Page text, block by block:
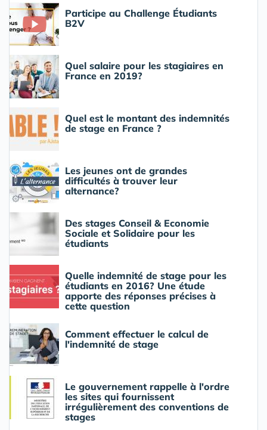
Participe au Challenge Étudiants
B2V
Quel salaire pour les stagiaires en
France en 2019?
Quel est le montant des indemnités
de stage en France ?
Les jeunes ont de grandes
difficultés à trouver leur
alternance?
Des stages Conseil & Economie
Sociale et Solidaire pour les
étudiants
Quelle indemnité de stage pour les
étudiants en 2016? Une étude
apporte des réponses précises à
cette question
Comment effectuer le calcul de
l'indemnité de stage
Le gouvernement rappelle à l'ordre
les sites qui fournissent
irrégulièrement des conventions de
stages